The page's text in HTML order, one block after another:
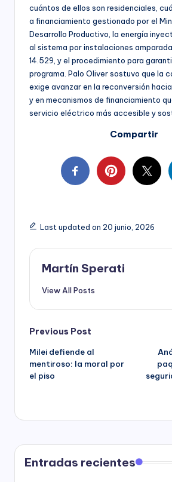
cuántos de ellos son residenciales,
a financiamiento gestionado por el
Desarrollo Productivo, la energía
al sistema por instalaciones
14.529, y el procedimiento para
programa. Palo Oliver sostuvo que la
exige avanzar en la reconversión
y en mecanismos de financiamiento
servicio eléctrico más accesible y
Compartir
Last updated on 20 junio, 2026
Martín Sperati
View All Posts
Post
navigation
Previous Post
Milei defiende al
mentiroso: la moral por
el piso
Entradas recientes